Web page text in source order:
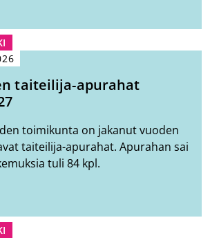
taiteilija-apurahat
toimikunta on jakanut vuoden
taiteilija-apurahat. Apurahan sai
tuli 84 kpl.